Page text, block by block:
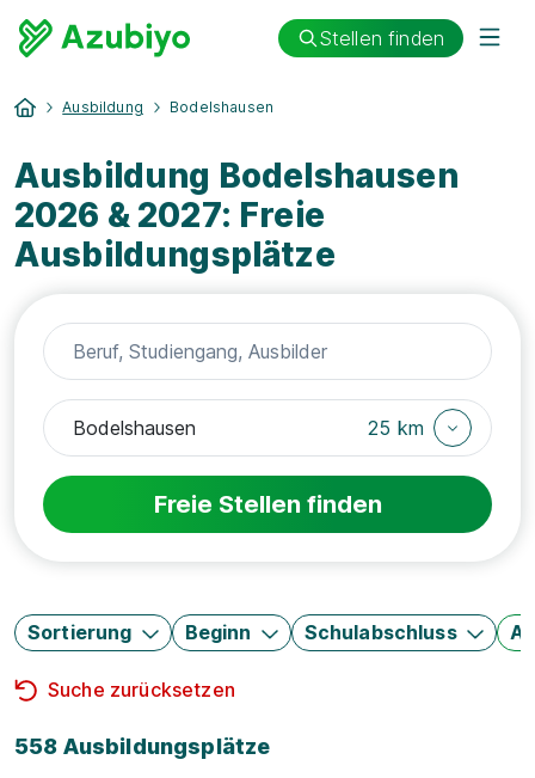
Stellen finden
Ausbildung Bodelshausen
Ausbildung Bodelshausen
2026 & 2027: Freie
Ausbildungsplätze
25 km
Freie Stellen finden
Sortierung Beginn Schulabschluss
Suche zurücksetzen
558 Ausbildungsplätze